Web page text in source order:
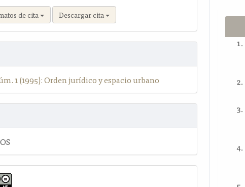
de cita Descargar cita
1 (1995): Orden jurídico y espacio urbano